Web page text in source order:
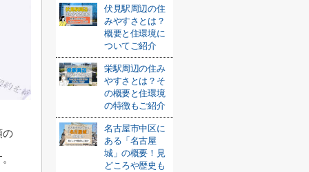
の
伏見駅周辺の住
みやすさとは？
概要と住環境に
ついてご紹介
栄駅周辺の住み
やすさとは？そ
の概要と住環境
の特徴もご紹介
名古屋市中区に
ある「名古屋
城」の概要！見
どころや歴史も